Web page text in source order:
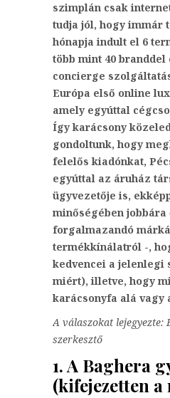
szimplán csak
tudja jól, hogy immár
hónapja indult el 6
több mint 40 branddel
concierge
Európa első online
amely egyúttal
Így karácsony
gondoltunk, hogy
felelős kiadónkat,
egyúttal az áruház
ügyvezetője is,
minőségében jobbára
forgalmazandó
termékkínálatról -,
kedvencei a jelenlegi
miért), illetve, hogy
karácsonyfa alá vagy
A válaszokat lejegyezte:
szerkesztő
1. A Baghera
(kifejezetten